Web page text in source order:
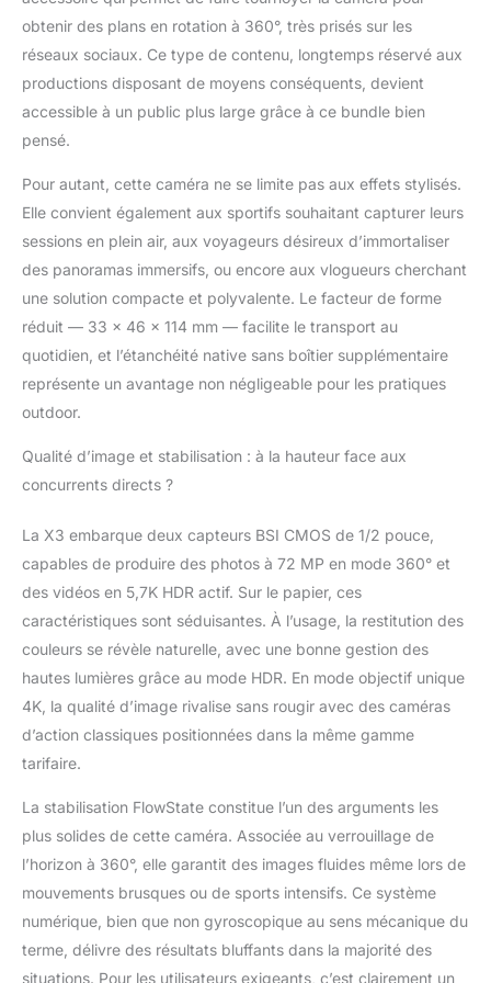
l'application Insta360.
Pas de limite à votre
créativité ! Mode
Mono-objectif 4K :
Choisissez un objectif
pour filmer des
d'action traditionnelle à
une seule lentille.
Obtenez une super
30ips ou un champ de
vision extrêmement
large de 170° avec
MaxView en 2,7K. Vos
séquences à la
première personne
FlowState et
technologies de
stabilisation FlowState
l'horizon vous offrent
des vidéos
incroyablement fluides.
Dans la boîte : 1x
Insta360 X3, 1x Perche
à selfie invisible
d'action, 1x Kit moto et
obtenir des plans en rotation à 360°, très prisés sur les
réseaux sociaux. Ce type de contenu, longtemps réservé aux
productions disposant de moyens conséquents, devient
accessible à un public plus large grâce à ce bundle bien
pensé.
Pour autant, cette caméra ne se limite pas aux effets stylisés.
Elle convient également aux sportifs souhaitant capturer leurs
sessions en plein air, aux voyageurs désireux d’immortaliser
des panoramas immersifs, ou encore aux vlogueurs cherchant
une solution compacte et polyvalente. Le facteur de forme
réduit — 33 x 46 x 114 mm — facilite le transport au
quotidien, et l’étanchéité native sans boîtier supplémentaire
représente un avantage non négligeable pour les pratiques
outdoor.
Qualité d’image et stabilisation : à la hauteur face aux
concurrents directs ?
La X3 embarque deux capteurs BSI CMOS de 1/2 pouce,
capables de produire des photos à 72 MP en mode 360° et
des vidéos en 5,7K HDR actif. Sur le papier, ces
caractéristiques sont séduisantes. À l’usage, la restitution des
couleurs se révèle naturelle, avec une bonne gestion des
hautes lumières grâce au mode HDR. En mode objectif unique
4K, la qualité d’image rivalise sans rougir avec des caméras
d’action classiques positionnées dans la même gamme
tarifaire.
La stabilisation FlowState constitue l’un des arguments les
plus solides de cette caméra. Associée au verrouillage de
l’horizon à 360°, elle garantit des images fluides même lors de
mouvements brusques ou de sports intensifs. Ce système
numérique, bien que non gyroscopique au sens mécanique du
terme, délivre des résultats bluffants dans la majorité des
situations. Pour les utilisateurs exigeants, c’est clairement un